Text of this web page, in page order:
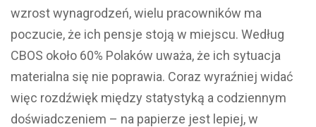
wzrost wynagrodzeń, wielu pracowników ma
poczucie, że ich pensje stoją w miejscu. Według
CBOS około 60% Polaków uważa, że ich sytuacja
materialna się nie poprawia. Coraz wyraźniej widać
więc rozdźwięk między statystyką a codziennym
doświadczeniem – na papierze jest lepiej, w